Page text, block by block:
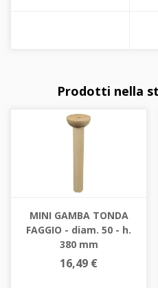
Prodotti nella
MINI GAMBA TONDA
FAGGIO - diam. 50 - h.
380 mm
16,49 €